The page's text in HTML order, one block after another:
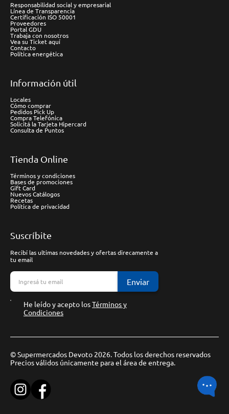
Responsabilidad social y empresarial
Línea de Transparencia
Certificación ISO 50001
Proveedores
Portal GDU
Trabaja con nosotros
Vea su Ticket aquí
Contacto
Política energética
Información útil
Locales
Cómo comprar
Pedidos Pick Up
Compra Telefónica
Solicitá la Tarjeta Hipercard
Consulta de Puntos
Tienda Online
Términos y condiciones
Bases de promociones
Gift Card
Nuevos Catálogos
Recetas
Política de privacidad
Suscríbite
Recibí las ultimas novedades y ofertas direcamente a
tu email
Enviar
He leído y acepto losTérminos y
Condiciones
© Supermercados Devoto 2026. Todos los derechos reservados
Precios válidos únicamente para el área de entrega.